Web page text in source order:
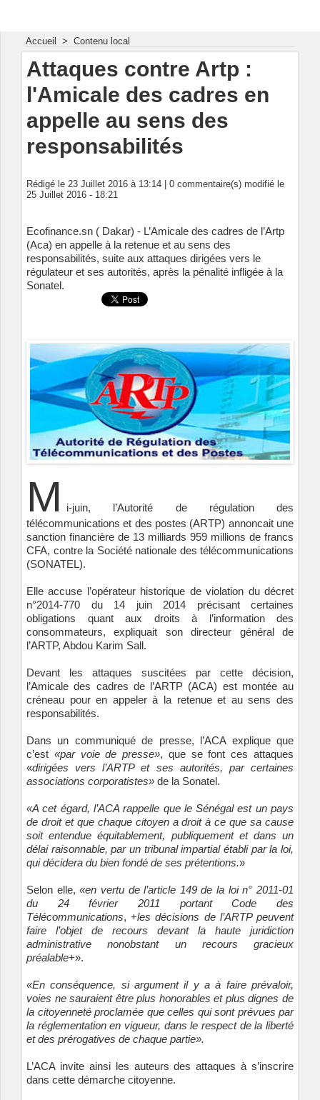
Accueil > Contenu local
Attaques contre Artp :
l'Amicale des cadres en
appelle au sens des
responsabilités
Rédigé le 23 Juillet 2016 à 13:14 | 0 commentaire(s) modifié le
25 Juillet 2016 - 18:21
Ecofinance.sn ( Dakar) - L’Amicale des cadres de l’Artp
(Aca) en appelle à la retenue et au sens des
responsabilités, suite aux attaques dirigées vers le
régulateur et ses autorités, après la pénalité infligée à la
Sonatel.
M
i-juin, l’Autorité de régulation des
télécommunications et des postes (ARTP) annoncait une
sanction financière de 13 milliards 959 millions de francs
CFA, contre la Société nationale des télécommunications
(SONATEL).
Elle accuse l’opérateur historique de violation du décret
n°2014-770 du 14 juin 2014 précisant certaines
obligations quant aux droits à l’information des
consommateurs, expliquait son directeur général de
l’ARTP, Abdou Karim Sall.
Devant les attaques suscitées par cette décision,
l’Amicale des cadres de l’ARTP (ACA) est montée au
créneau pour en appeler à la retenue et au sens des
responsabilités.
Dans un communiqué de presse, l’ACA explique que
c’est «par voie de presse», que se font ces attaques
«dirigées vers l’ARTP et ses autorités, par certaines
associations corporatistes» de la Sonatel.
«A cet égard, l’ACA rappelle que le Sénégal est un pays
de droit et que chaque citoyen a droit à ce que sa cause
soit entendue équitablement, publiquement et dans un
délai raisonnable, par un tribunal impartial établi par la loi,
qui décidera du bien fondé de ses prétentions.»
Selon elle,«en vertu de l’article 149 de la loi n° 2011-01
du 24 février 2011 portant Code des
Télécommunications, +les décisions de l’ARTP peuvent
faire l’objet de recours devant la haute juridiction
administrative nonobstant un recours gracieux
préalable+».
«En conséquence, si argument il y a à faire prévaloir,
voies ne sauraient être plus honorables et plus dignes de
la citoyenneté proclamée que celles qui sont prévues par
la réglementation en vigueur, dans le respect de la liberté
et des prérogatives de chaque partie».
L’ACA invite ainsi les auteurs des attaques à s’inscrire
dans cette démarche citoyenne.